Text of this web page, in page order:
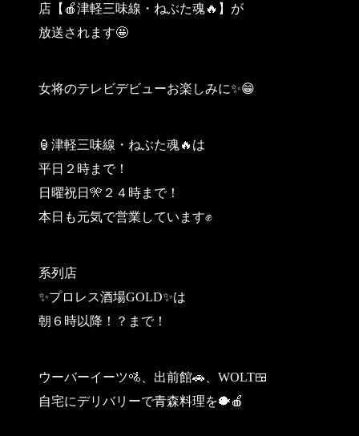
店【🍎津軽三味線・ねぶた魂🔥】が
放送されます🤩
女将のテレビデビューお楽しみに✨😁
🏮津軽三味線・ねぶた魂🔥は
平日２時まで！
日曜祝日🎌２４時まで！
本日も元気で営業しています✊
系列店
✨プロレス酒場GOLD✨は
朝６時以降！？まで！
ウーバーイーツ🚵、出前館🚗、WOLT🍱
自宅にデリバリーで青森料理を🐡🍎